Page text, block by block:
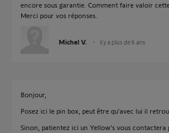
encore sous garantie. Comment faire valoir
Merci pour vos réponses.
Michel V. il y a plus de 6 ans
Bonjour,
Posez ici le pin box, peut être qu'avec lui il
Sinon, patientez ici un Yellow's vous contactera